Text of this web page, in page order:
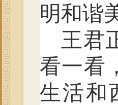
明和谐
王君
看一看
生活和